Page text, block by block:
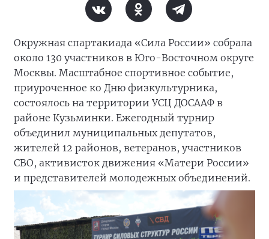
Окружная спартакиада «Сила России» собрала
около 130 участников в Юго-Восточном округе
Москвы. Масштабное спортивное событие,
приуроченное ко Дню физкультурника,
состоялось на территории УСЦ ДОСААФ в
районе Кузьминки. Ежегодный турнир
объединил муниципальных депутатов,
жителей 12 районов, ветеранов, участников
СВО, активисток движения «Матери России»
и представителей молодежных объединений.